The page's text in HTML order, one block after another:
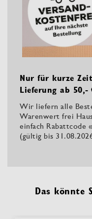
Nur für kurze
Lieferung ab 50,-
Wir liefern alle
Warenwert frei
einfach Rabattcode
(gültig bis
Das könnte